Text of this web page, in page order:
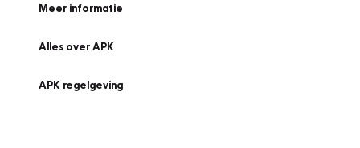
Meer informatie
Alles over APK
APK regelgeving